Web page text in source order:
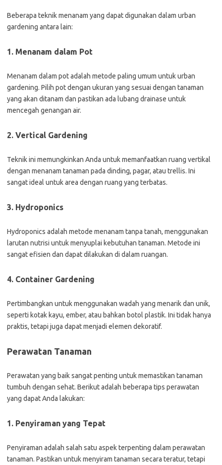
Beberapa teknik menanam yang dapat digunakan dalam urban
gardening antara lain:
1. Menanam dalam Pot
Menanam dalam pot adalah metode paling umum untuk urban
gardening. Pilih pot dengan ukuran yang sesuai dengan tanaman
yang akan ditanam dan pastikan ada lubang drainase untuk
mencegah genangan air.
2. Vertical Gardening
Teknik ini memungkinkan Anda untuk memanfaatkan ruang vertikal
dengan menanam tanaman pada dinding, pagar, atau trellis. Ini
sangat ideal untuk area dengan ruang yang terbatas.
3. Hydroponics
Hydroponics adalah metode menanam tanpa tanah, menggunakan
larutan nutrisi untuk menyuplai kebutuhan tanaman. Metode ini
sangat efisien dan dapat dilakukan di dalam ruangan.
4. Container Gardening
Pertimbangkan untuk menggunakan wadah yang menarik dan unik,
seperti kotak kayu, ember, atau bahkan botol plastik. Ini tidak hanya
praktis, tetapi juga dapat menjadi elemen dekoratif.
Perawatan Tanaman
Perawatan yang baik sangat penting untuk memastikan tanaman
tumbuh dengan sehat. Berikut adalah beberapa tips perawatan
yang dapat Anda lakukan:
1. Penyiraman yang Tepat
Penyiraman adalah salah satu aspek terpenting dalam perawatan
tanaman. Pastikan untuk menyiram tanaman secara teratur, tetapi